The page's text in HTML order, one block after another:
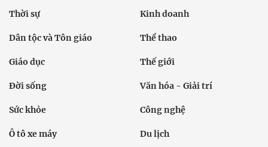
Thời sự Kinh doanh
Dân tộc và Tôn giáo Thể thao
Giáo dục Thế giới
Đời sống Văn hóa - Giải trí
Sức khỏe Công nghệ
Ô tô xe máy Du lịch